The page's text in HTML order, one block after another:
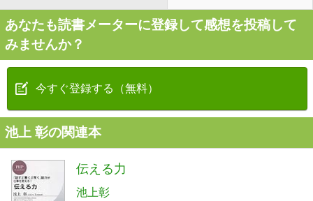
あなたも読書メーターに登録して感想を投稿して
みませんか？
今すぐ登録する（無料）
池上 彰の関連本
伝える力
池上彰